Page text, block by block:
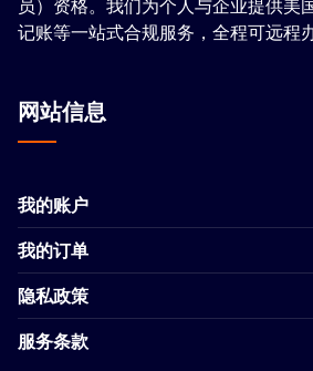
员）资格。我们为个人与企业提供美
记账等一站式合规服务，全程可远程办
网站信息
我的账户
我的订单
隐私政策
服务条款